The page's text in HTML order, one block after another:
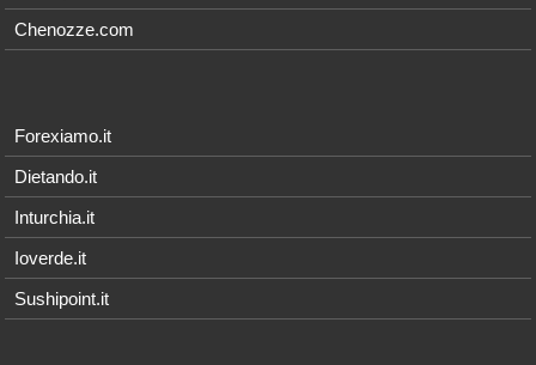
Chenozze.com
Forexiamo.it
Dietando.it
Inturchia.it
Ioverde.it
Sushipoint.it